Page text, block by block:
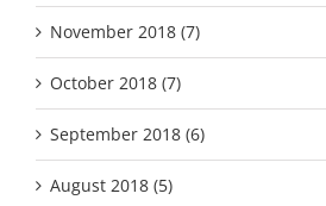
November 2018 (7)
October 2018 (7)
September 2018 (6)
August 2018 (5)